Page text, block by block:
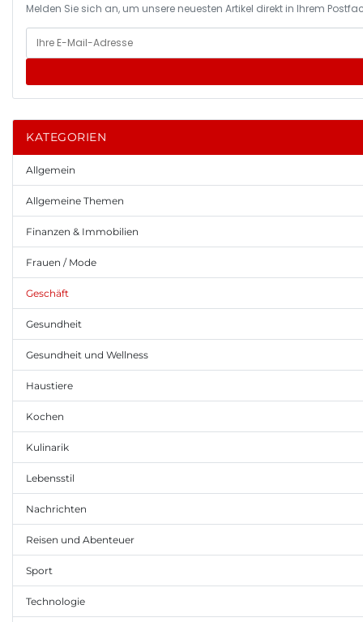
Melden Sie sich an, um unsere neuesten Artikel direkt in Ihrem
KATEGORIEN
Allgemein
Allgemeine Themen
Finanzen & Immobilien
Frauen / Mode
Geschäft
Gesundheit
Gesundheit und Wellness
Haustiere
Kochen
Kulinarik
Lebensstil
Nachrichten
Reisen und Abenteuer
Sport
Technologie